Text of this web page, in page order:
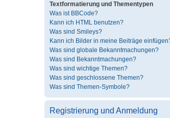
Textformatierung und Thementypen
Was ist BBCode?
Kann ich HTML benutzen?
Was sind Smileys?
Kann ich Bilder in meine Beiträge
Was sind globale Bekanntmachungen?
Was sind Bekanntmachungen?
Was sind wichtige Themen?
Was sind geschlossene Themen?
Was sind Themen-Symbole?
Registrierung und Anmeldung